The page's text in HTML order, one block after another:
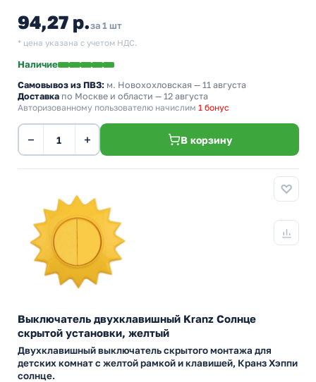
94,27 р.за 1 шт
* цена указана с учетом НДС.
Наличие
Самовывоз из ПВЗ: м. Новохохловская — 11 августа
Доставка по Москве и области — 12 августа
Авторизованному пользователю начислим 1 бонус
− + В корзину
Выключатель двухклавишный Kranz Солнце
скрытой установки, желтый
Двухклавишный выключатель скрытого монтажа для
детских комнат с желтой рамкой и клавишей, Кранз Хэппи
солнце.